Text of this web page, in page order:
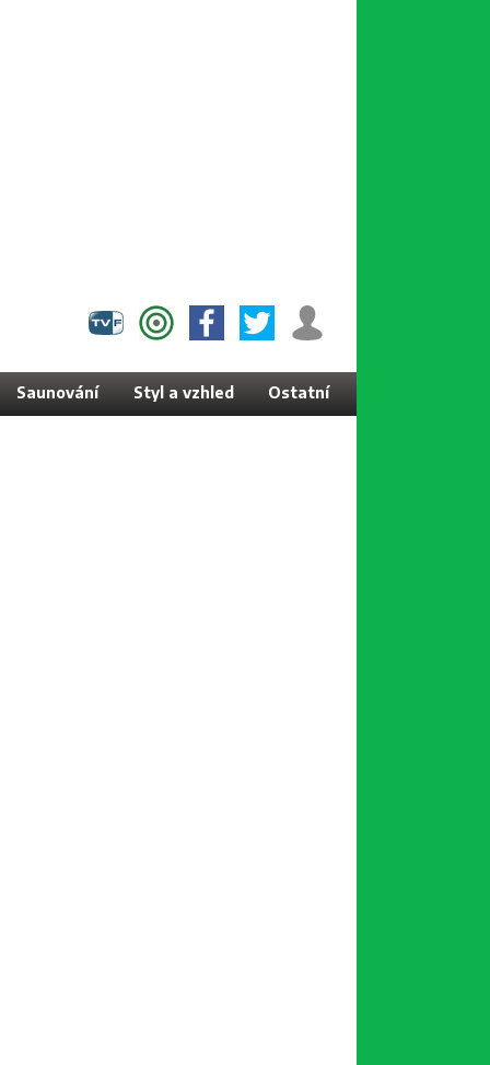
Saunování Styl a vzhled Ostatní